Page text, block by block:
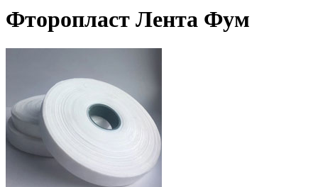
Фторопласт Лента Фум